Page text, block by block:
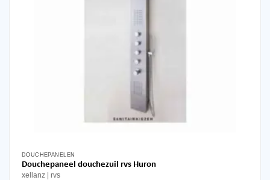
DOUCHEPANELEN
Douchepaneel douchezuil rvs Huron
xellanz rvs